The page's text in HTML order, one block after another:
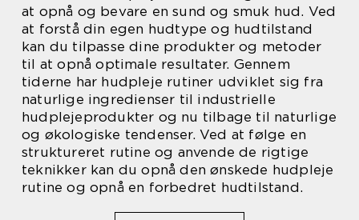
at opnå og bevare en sund og smuk hud. Ved
at forstå din egen hudtype og hudtilstand
kan du tilpasse dine produkter og metoder
til at opnå optimale resultater. Gennem
tiderne har hudpleje rutiner udviklet sig fra
naturlige ingredienser til industrielle
hudplejeprodukter og nu tilbage til naturlige
og økologiske tendenser. Ved at følge en
struktureret rutine og anvende de rigtige
teknikker kan du opnå den ønskede hudpleje
rutine og opnå en forbedret hudtilstand.